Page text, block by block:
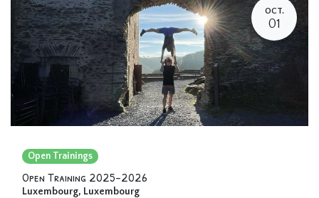
OCT.
01
Open Trainings
Open Training 2025-2026
Luxembourg, Luxembourg